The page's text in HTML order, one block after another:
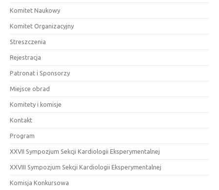
Komitet Naukowy
Komitet Organizacyjny
Streszczenia
Rejestracja
Patronat i Sponsorzy
Miejsce obrad
Komitety i komisje
Kontakt
Program
XXVII Sympozjum Sekcji Kardiologii Eksperymentalnej
XXVIII Sympozjum Sekcji Kardiologii Eksperymentalnej
Komisja Konkursowa